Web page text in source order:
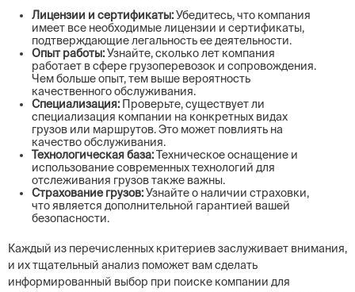
Лицензии и сертификаты:Убедитесь, что компания
имеет все необходимые лицензии и сертификаты,
подтверждающие легальность ее деятельности.
Опыт работы:Узнайте, сколько лет компания
работает в сфере грузоперевозок и сопровождения.
Чем больше опыт, тем выше вероятность
качественного обслуживания.
Специализация: Проверьте, существует ли
специализация компании на конкретных видах
грузов или маршрутов. Это может повлиять на
качество обслуживания.
Технологическая база:Техническое оснащение и
использование современных технологий для
отслеживания грузов также важны.
Страхование грузов:Узнайте о наличии страховки,
что является дополнительной гарантией вашей
безопасности.
Каждый из перечисленных критериев заслуживает внимания,
и их тщательный анализ поможет вам сделать
информированный выбор при поиске компании для